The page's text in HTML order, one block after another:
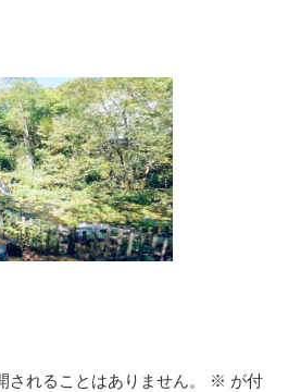
されることはありません。 ※ が付